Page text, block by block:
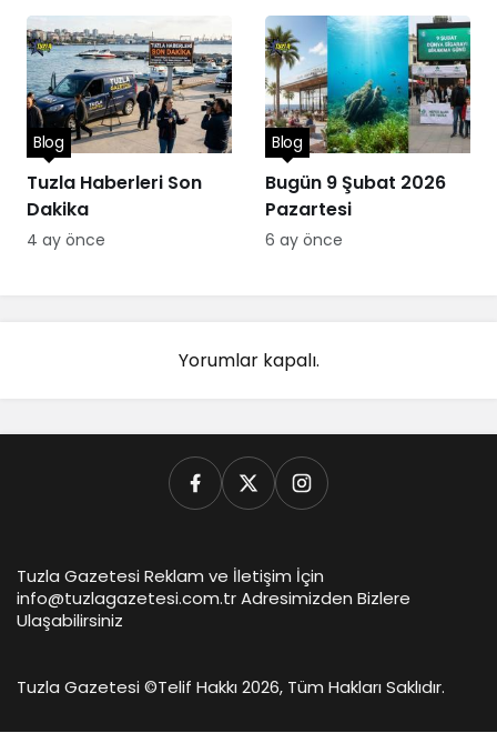
Tuzla Haberleri Son
Dakika
Blog
4 ay önce
Bugün 9 Şubat 2026
Pazartesi
Blog
6 ay önce
Yorumlar kapalı.
Tuzla Gazetesi Reklam ve İletişim İçin
info@tuzlagazetesi.com.tr Adresimizden Bizlere
Ulaşabilirsiniz
Tuzla Gazetesi ©Telif Hakkı 2026, Tüm Hakları Saklıdır.